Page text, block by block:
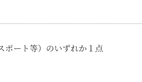
ポート等）のいずれか１点